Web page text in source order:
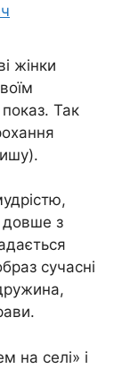
жінки
Так
довше з
сучасні
на селі» і